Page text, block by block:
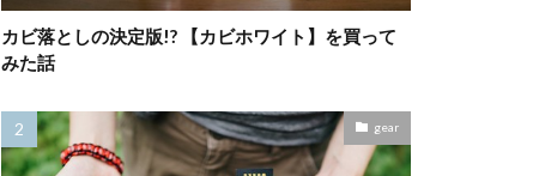
カビ落としの決定版!? 【カビホワイト】を買って
みた話
gear